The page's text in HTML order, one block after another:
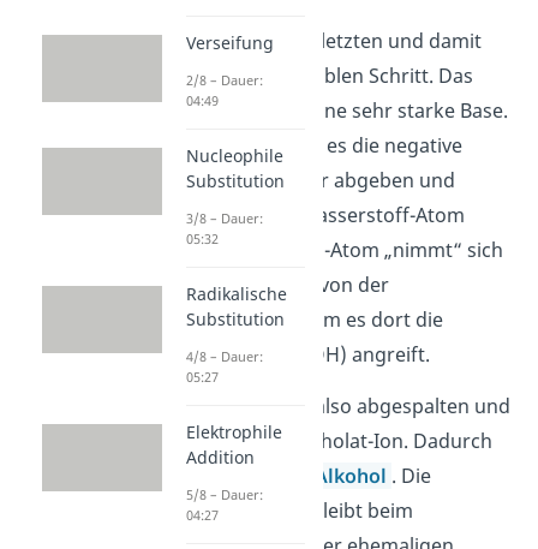
Kommen wir zum letzten und damit
auch zum irreversiblen Schritt. Das
Alkoholat-Ion ist eine sehr starke Base.
Deshalb „möchte“ es die negative
Ladung auch lieber abgeben und
stattdessen ein Wasserstoff-Atom
aufnehmen. Das H-Atom „nimmt“ sich
das Alkoholat-Ion von der
Carbonsäure, indem es dort die
Hydroxygruppe (OH) angreift.
Das H-Atom wird also abgespalten und
wandert zum Alkoholat-Ion. Dadurch
Alkohol . Die
negative Ladung bleibt beim
Verseifung
2/8 – Dauer:
04:49
Nucleophile
Substitution
3/8 – Dauer:
05:32
Radikalische
Substitution
4/8 – Dauer:
05:27
Elektrophile
Addition
5/8 – Dauer:
04:27